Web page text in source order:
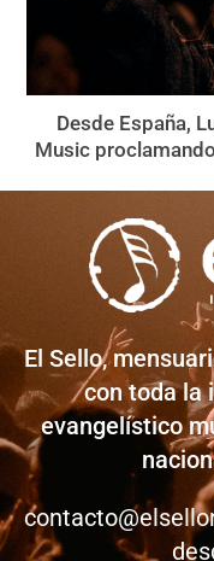
Desde España,
Music proclamando
El Sello,
con toda la
evangelístico